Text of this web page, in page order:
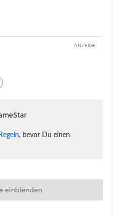
ANZEIGE
, bevor Du einen
einblenden